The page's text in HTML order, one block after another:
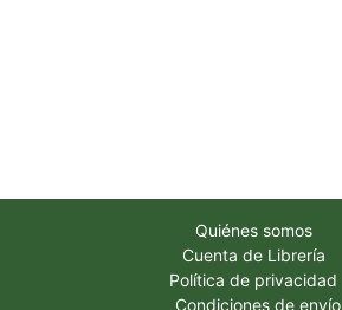
Quiénes somos
Cuenta de Librería
Política de privacidad
Condiciones de envío